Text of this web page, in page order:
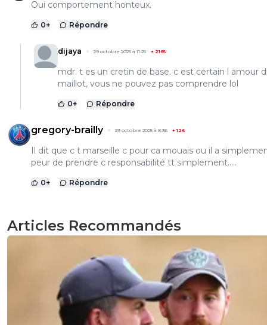
Oui comportement honteux.
0+ Répondre
dijaya 29 octobre 2025 à 11:25 + 2165
mdr. t es un cretin de base. c est certain l amour
maillot, vous ne pouvez pas comprendre lol
0+ Répondre
gregory-brailly 29 octobre 2025 à 8:36 +126
Il dit que c t marseille c pour ca mouais ou il a
peur de prendre c responsabilité tt simplement.....
0+ Répondre
Articles Recommandés